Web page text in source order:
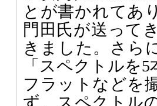
とが書かれてあ
門田氏が送って
きました。さら
「スペクトルを
フラットなどを
ず、スペクトル